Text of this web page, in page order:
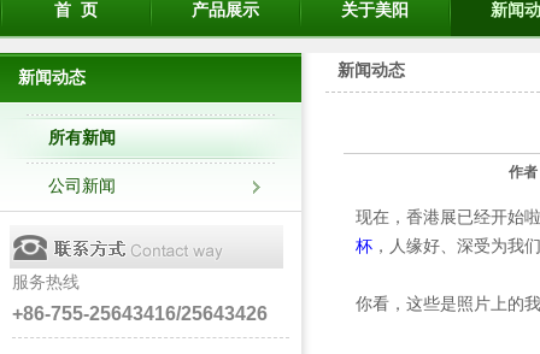
首 页 产品展示 关于美阳 新闻
新闻动态
所有新闻
公司新闻
服务热线
+86-755-25643416/25643426
新闻动态
作者
现在，香港展已经开始
杯 ，人缘好、深受为我
你看，这些是照片上的